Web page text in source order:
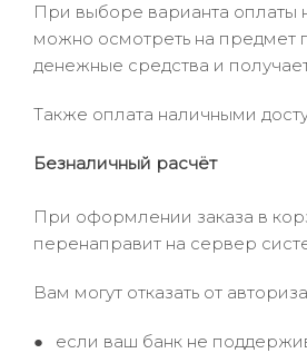
При выборе варианта оплаты
можно осмотреть на предмет
денежные средства и
Также оплата наличными
Безналичный расчёт
При оформлении заказа в
перенаправит на сервер
Вам могут отказать от
если ваш банк не